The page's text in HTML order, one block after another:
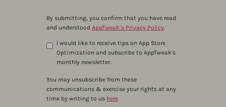
By submitting, you confirm that you have read
and understood AppTweak’s Privacy Policy.
I would like to receive tips on App Store
Optimization and subscribe to AppTweak's
monthly newsletter.
You may unsubscribe from these
communications & exercise your rights at any
time by writing to us here